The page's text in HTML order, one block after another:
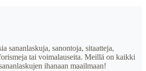
sananlaskuja, sanontoja, sitaatteja,
tai voimalauseita. Meillä on kaikki
ihanaan maailmaan!